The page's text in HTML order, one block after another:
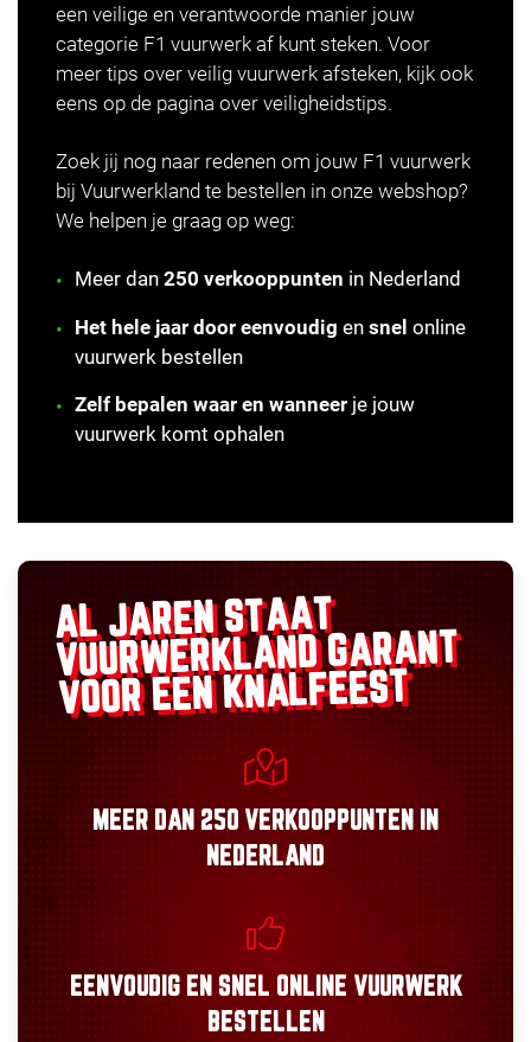
een veilige en verantwoorde manier jouw
categorie F1 vuurwerk af kunt steken. Voor
meer tips over veilig vuurwerk afsteken, kijk ook
eens op de pagina over veiligheidstips.
Zoek jij nog naar redenen om jouw F1 vuurwerk
bij Vuurwerkland te bestellen in onze webshop?
We helpen je graag op weg:
Meer dan 250 verkooppunten in Nederland
Het hele jaar door eenvoudig en snel online
vuurwerk bestellen
Zelf bepalen waar en wanneer je jouw
vuurwerk komt ophalen
AL JAREN STAAT
VUURWERKLANDGARANT
VOOR EEN KNALFEEST
MEER DAN 250 VERKOOPPUNTEN IN
NEDERLAND
EENVOUDIGEN SNEL ONLINE VUURWERK
BESTELLEN